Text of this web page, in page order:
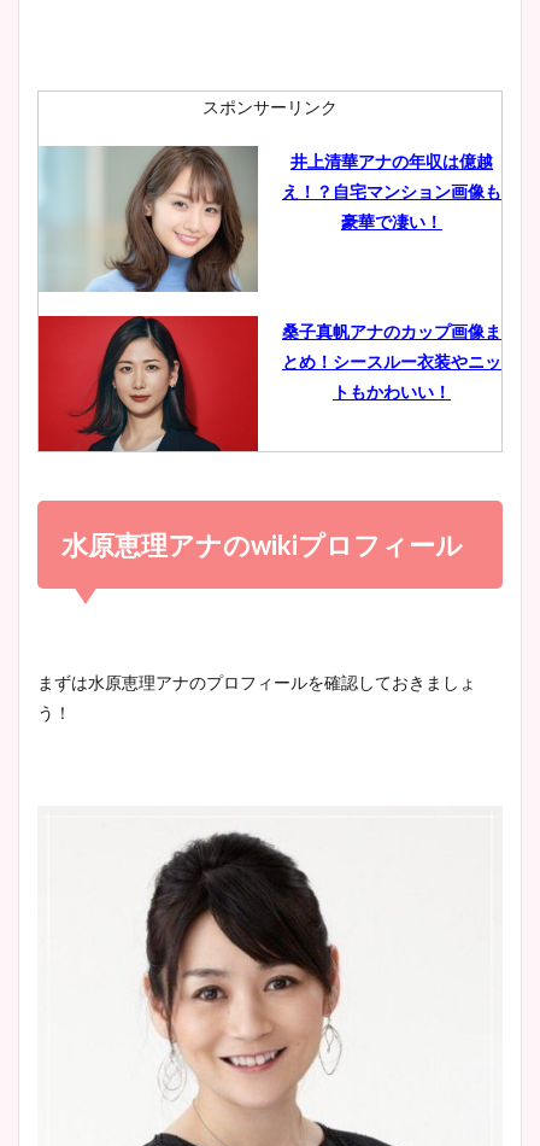
肉も凄い！
鈴木唯の太ってた時の体重が
ヤバすぎww原因や痩せたダ
豊島実季アナのカップ画像ま
とめ！美脚や水着姿に年齢も
宇賀神メグアナのニット画像
スポンサーリンク
井上清華アナの年収は億越
え！？自宅マンション画像も
豪華で凄い！
桑子真帆アナのカップ画像ま
とめ！シースルー衣装やニッ
トもかわいい！
小室瑛莉子のカップ画像まと
め！足が美脚でニット衣装も
かわいい！
清水麻椰アナのかわいい画
プ画像まとめ！同期や実家に
安藤萌々アナのカップ画像や
ニット衣装まとめ！美足の筋
水原恵理アナのwikiプロフィール
まずは水原恵理アナのプロフィールを確認しておきましょ
う！